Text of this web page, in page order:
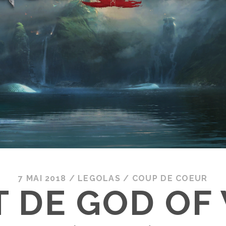
7 MAI 2018 / LEGOLAS / COUP DE COEUR
DE GOD OF